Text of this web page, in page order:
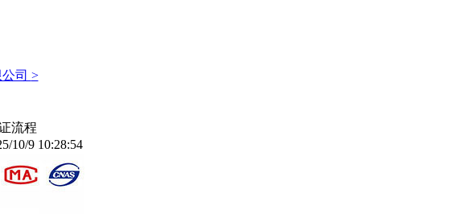
司 >
流程
9 10:28:54